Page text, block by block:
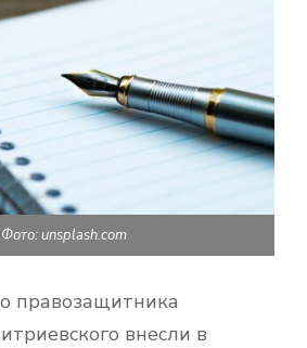
Фото: unsplash.com
правозащитника
внесли в